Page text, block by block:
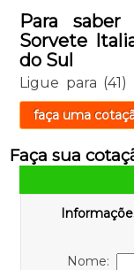
Para
Sorvete
do Sul
Ligue para
faça uma
Faça sua
Nome: